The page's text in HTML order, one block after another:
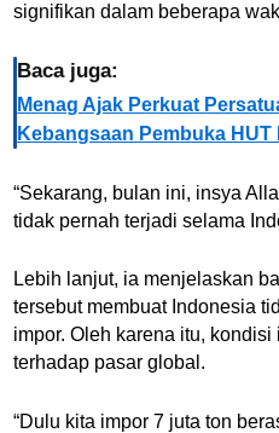
signifikan dalam beberapa
Baca juga:
Menag Ajak Perkuat
Kebangsaan Pembuka HUT
“Sekarang, bulan ini, insya
tidak pernah terjadi selama
Lebih lanjut, ia menjelaskan
tersebut membuat Indonesia
impor. Oleh karena itu,
terhadap pasar global.
“Dulu kita impor 7 juta ton